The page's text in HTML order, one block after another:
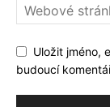
Uložit jméno,
budoucí